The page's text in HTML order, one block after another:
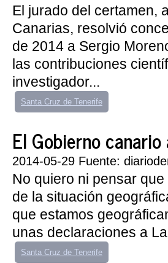
El jurado del certamen,
Canarias, resolvió
de 2014 a Sergio
las contribuciones
investigador...
Santa Cruz de Tenerife
El Gobierno
2014-05-29 Fuente:
No quiero ni pensar
de la situación
que estamos
unas declaraciones a
Santa Cruz de Tenerife